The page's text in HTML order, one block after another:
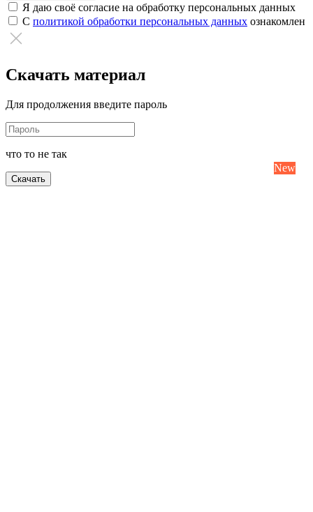
New
New
Я даю своё согласие на обработку персональных данных
С политикой обработки персональных данных ознакомлен
Скачать материал
Для продолжения введите пароль
что то не так